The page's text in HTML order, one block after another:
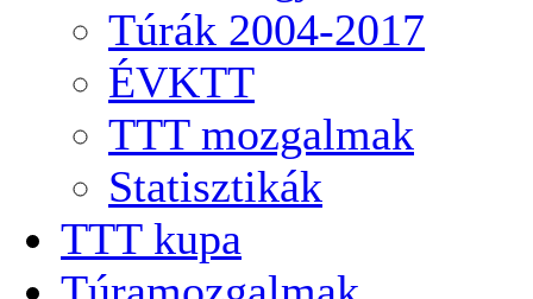
Túrák 2004-2017
ÉVKTT
TTT mozgalmak
Statisztikák
TTT kupa